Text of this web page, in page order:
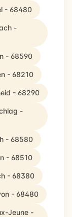
- 68480
-
- 68590
- 68210
- 68290
-
- 68580
- 68510
- 68380
- 68480
Jeune -